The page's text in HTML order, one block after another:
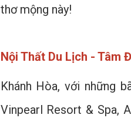
thơ mộng này!
Nội Thất Du Lịch - Tâm
Khánh Hòa, với những
Vinpearl Resort & Spa,